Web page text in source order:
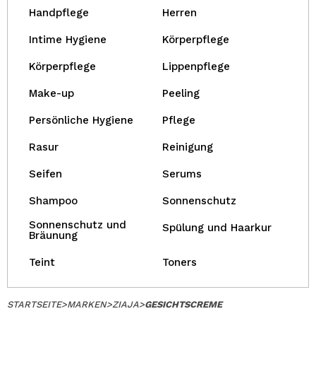
Handpflege Herren
Intime Hygiene Körperpflege
Körperpflege Lippenpflege
Make-up Peeling
Persönliche Hygiene Pflege
Rasur Reinigung
Seifen Serums
Shampoo
Sonnenschutz
Sonnenschutz und
Bräunung
Spülung und Haarkur
Teint Toners
STARTSEITE>MARKEN>ZIAJA>GESICHTSCREME